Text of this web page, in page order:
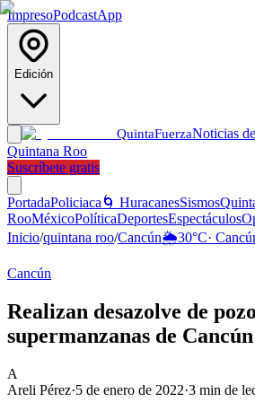
ImpresoPodcastApp
Edición
QuintaFuerzaNoticias
Quintana Roo
Suscríbete gratis
PortadaPoliciaca 🌀 HuracanesSismos
RooMéxicoPolíticaDeportesEspectáculos
Inicio/quintana roo/Cancún🌦️30°C·
Cancún
Realizan desazolve de
supermanzanas de Cancún
A
Areli Pérez·5 de enero de 2022·3 min de